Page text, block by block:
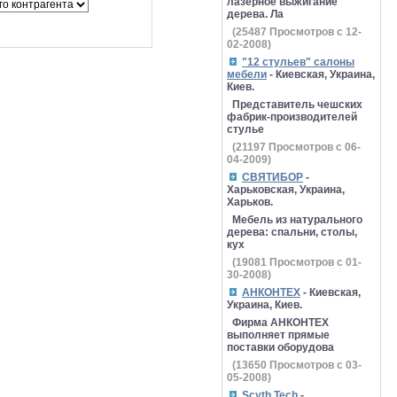
дерева. Ла
(25487 Просмотров с 12-
02-2008)
"12 стульев" салоны
мебели - Киевская, Украина,
Киев.
Представитель чешских
фабрик-производителей
стулье
(21197 Просмотров с 06-
04-2009)
СВЯТИБОР -
Харьковская, Украина,
Харьков.
Мебель из натурального
дерева: спальни, столы,
кух
(19081 Просмотров с 01-
30-2008)
АНКОНТЕХ - Киевская,
Украина, Киев.
Фирма АНКОНТЕХ
выполняет прямые
поставки оборудова
(13650 Просмотров с 03-
05-2008)